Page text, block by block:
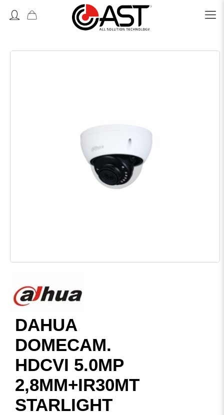
Accedi o Registrati
DAHUA
DOMECAM.
HDCVI 5.0MP
2,8MM+IR30MT
STARLIGHT